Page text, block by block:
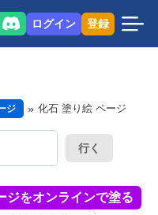
ログイン 登録
ジ 化石 塗り絵 ページ
行く
ジをオンラインで塗る